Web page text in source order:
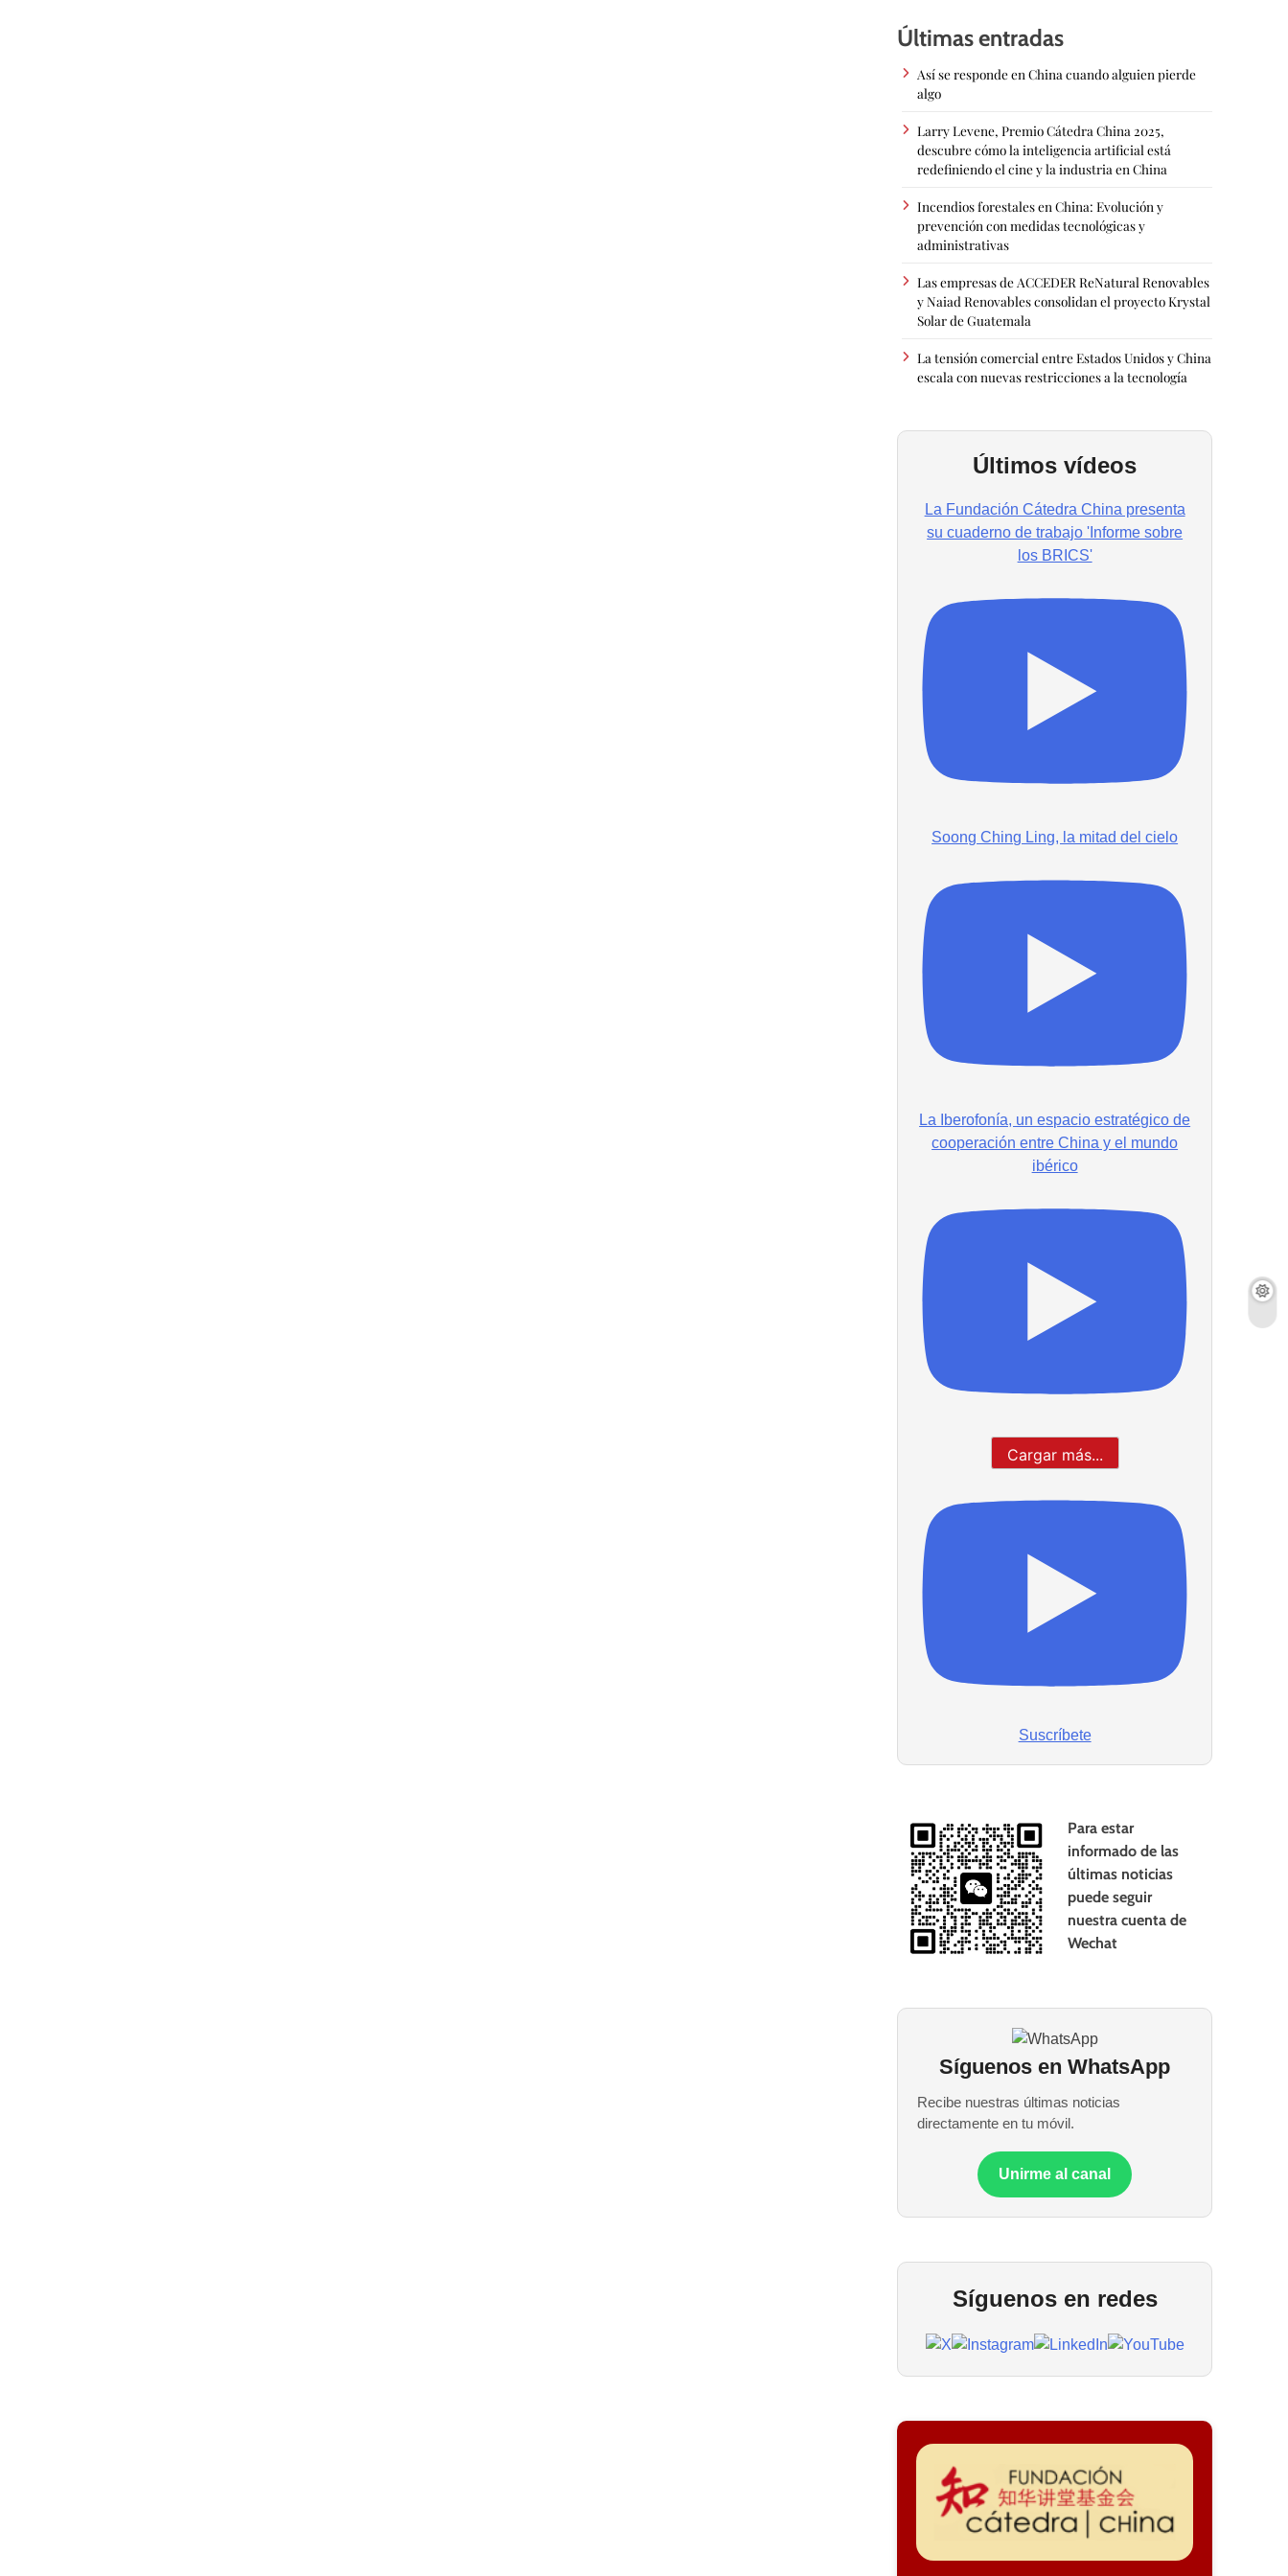
Últimas entradas
Así se responde en China cuando alguien pierde
algo
Larry Levene, Premio Cátedra China 2025,
descubre cómo la inteligencia artificial está
redefiniendo el cine y la industria en China
Incendios forestales en China: Evolución y
prevención con medidas tecnológicas y
administrativas
Las empresas de ACCEDER ReNatural Renovables
y Naiad Renovables consolidan el proyecto Krystal
Solar de Guatemala
La tensión comercial entre Estados Unidos y China
escala con nuevas restricciones a la tecnología
Últimos vídeos
La Fundación Cátedra China presenta
su cuaderno de trabajo 'Informe sobre
los BRICS'
Soong Ching Ling, la mitad del cielo
La Iberofonía, un espacio estratégico de
cooperación entre China y el mundo
ibérico
Cargar más...
Suscríbete
Para estar
informado de las
últimas noticias
puede seguir
nuestra cuenta de
Wechat
Síguenos en WhatsApp
Recibe nuestras últimas noticias
directamente en tu móvil.
Unirme al canal
Síguenos en redes